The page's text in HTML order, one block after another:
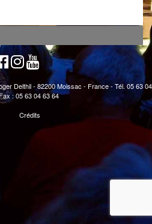
Delthil - 82200 Moissac - France - Tél. 05 63 04
: 05 63 04 63 64
Crédits